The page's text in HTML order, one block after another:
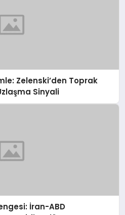
Zelenski’den Toprak
Sinyali
İran-ABD